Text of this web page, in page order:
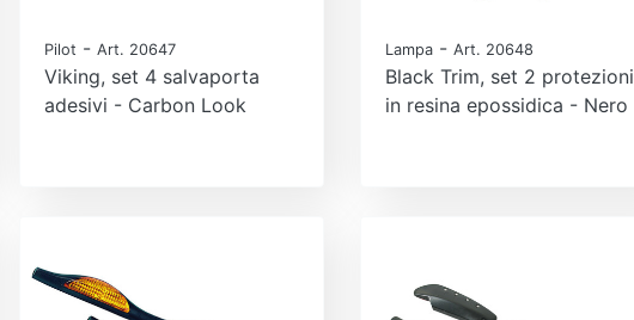
Pilot - Art. 20647
Viking, set 4 salvaporta
adesivi - Carbon Look
Lampa - Art. 20648
Black Trim, set 2 protezioni
in resina epossidica - Nero